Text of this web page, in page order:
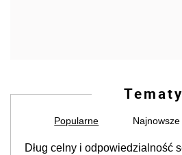
Tematy
Popularne Najnowsze
Dług celny i odpowiedzialność